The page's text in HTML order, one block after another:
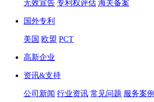
无效宣告 专利权评估 海关备案
国外专利
美国 欧盟 PCT
高新企业
资讯&支持
公司新闻 行业资讯 常见问题 服务案例